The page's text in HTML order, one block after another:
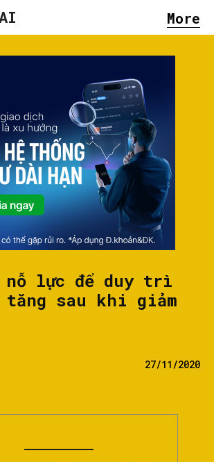
More
nỗ lực để duy trì
tăng sau khi giảm
27/11/2020